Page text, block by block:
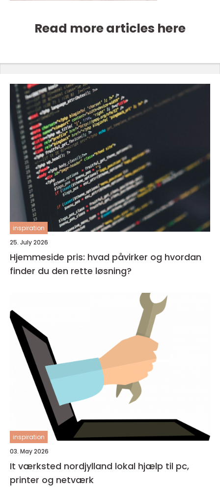
Read more articles here
inspiration
25. July 2026
Hjemmeside pris: hvad påvirker og hvordan
finder du den rette løsning?
inspiration
03. May 2026
It værksted nordjylland lokal hjælp til pc,
printer og netværk